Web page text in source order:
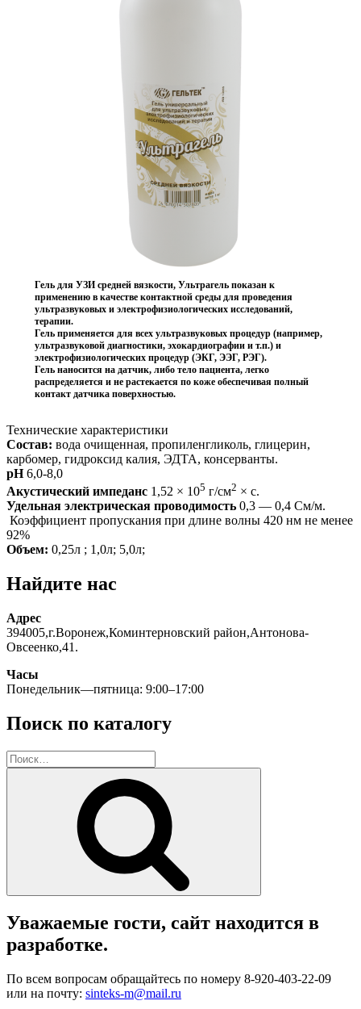
Гель для УЗИ средней вязкости, Ультрагель показан к
применению в качестве контактной среды для проведения
ультразвуковых и электрофизиологических исследований,
терапии.
Гель применяется для всех ультразвуковых процедур (например,
ультразвуковой диагностики, эхокардиографии и т.п.) и
электрофизиологических процедур (ЭКГ, ЭЭГ, РЭГ).
Гель наносится на датчик, либо тело пациента, легко
распределяется и не растекается по коже обеспечивая полный
контакт датчика поверхностью.
Технические характеристики
Состав: вода очищенная, пропиленгликоль, глицерин,
карбомер, гидроксид калия, ЭДТА, консерванты.
pH6,0-8,0
Акустический импеданс 1,52 × 105 г/см2 × с.
Удельная электрическая проводимость 0,3 — 0,4 См/м.
Коэффициент пропускания при длине волны 420 нм не менее
92%
Объем: 0,25л ; 1,0л; 5,0л;
Найдите нас
Адрес
394005,г.Воронеж,Коминтерновский район,Антонова-
Овсеенко,41.
Часы
Понедельник—пятница: 9:00–17:00
Поиск по каталогу
Искать:
Уважаемые гости, сайт находится в
разработке.
По всем вопросам обращайтесь по номеру 8-920-403-22-09
или на почту: sinteks-m@mail.ru